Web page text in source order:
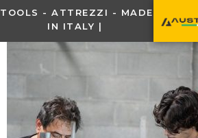
TOOLS - ATTREZZI - MADE
IN ITALY |